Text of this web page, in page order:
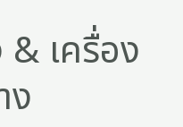
เครื่อง
ง